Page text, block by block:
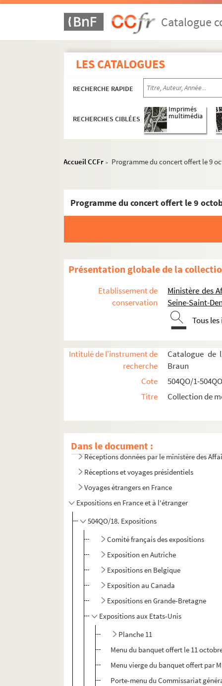
Catalogue
LES CATALOGUES
RECHERCHE RAPIDE
RECHERCHES CIBLÉES
Imprimés
multimédia
Accueil CCFr > Programme du concert offert le 9
Présentation globale de la
Etablissement de
conservation
Ministère des
Seine-Saint-
Tous
Intitulé de l'instrument de
recherche
Catalogue de
Braun
Cote
504QO/1-
Titre
Collection de
Dans le document :
Réceptions données par ou pour les
Réceptions données par le ministère des
Réceptions et voyages présidentiels
Voyages étrangers en France
Expositions en France et à l'étranger
504QO/18. Expositions
Comité français des expositions
Exposition en Autriche
Expositions en Belgique
Exposition au Canada
Expositions en Grande-Bretagne
Expositions aux Etats-Unis
Planche 11
Menu du banquet offert le 11
Menu vierge du banquet offert par
Porte-menu du Commissariat